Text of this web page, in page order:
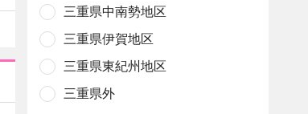
三重県中南勢地区
三重県伊賀地区
三重県東紀州地区
三重県外